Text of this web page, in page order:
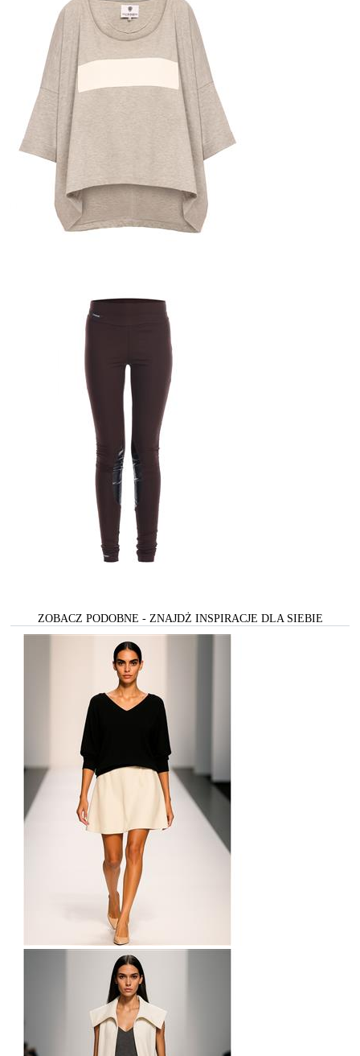
ZOBACZ PODOBNE - ZNAJDŻ INSPIRACJE DLA SIEBIE